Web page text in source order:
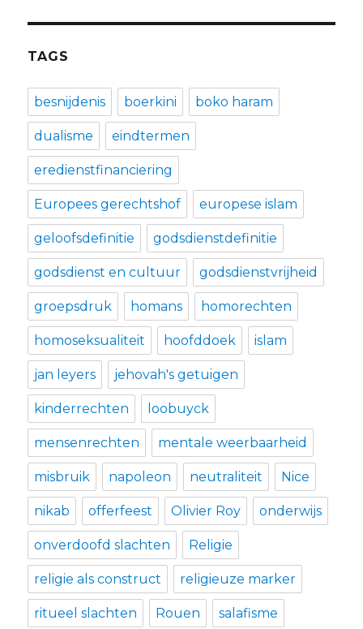
TAGS
besnijdenis boerkini boko haram
dualisme eindtermen
eredienstfinanciering
Europees gerechtshof europese islam
geloofsdefinitie godsdienstdefinitie
godsdienst en cultuur godsdienstvrijheid
groepsdruk homans homorechten
homoseksualiteit hoofddoek islam
jan leyers jehovah's getuigen
kinderrechten loobuyck
mensenrechten mentale weerbaarheid
misbruik napoleon neutraliteit Nice
nikab offerfeest Olivier Roy onderwijs
onverdoofd slachten Religie
religie als construct religieuze marker
ritueel slachten Rouen salafisme